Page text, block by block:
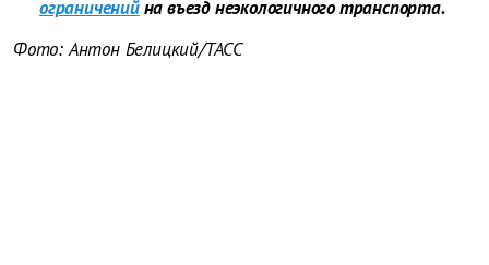
ограниченийна въезд неэкологичного транспорта.
Фото: Антон Белицкий/ТАСС